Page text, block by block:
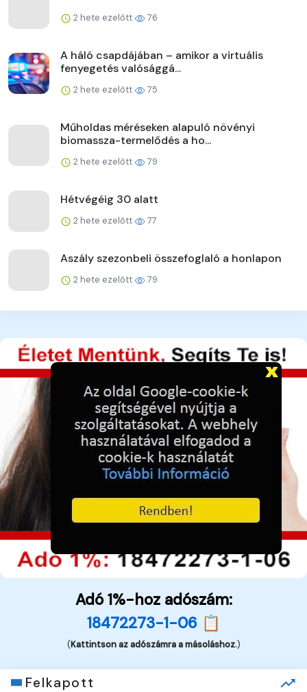
2 hete ezelőtt 76
A háló csapdájában – amikor a virtuális
fenyegetés valósággá...
2 hete ezelőtt 75
Műholdas méréseken alapuló növényi
biomassza-termelődés a ho...
2 hete ezelőtt 79
Hétvégéig 30 alatt
2 hete ezelőtt 77
Aszály szezonbeli összefoglaló a honlapon
2 hete ezelőtt 79
Adó 1%-hoz adószám:
18472273-1-06 📋
(Kattintson az adószámra a másoláshoz.)
Felkapott